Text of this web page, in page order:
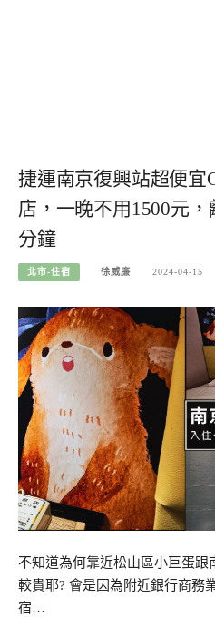
捷運南京復興站超便宜
店，一晚不用1500元
分鐘
北市-住宿 徐威廉 2024-04-15
不知道為何靠近松山區小巨蛋
較貴耶? 會是因為附近銀行商務
宿…